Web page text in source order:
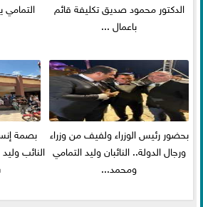
الدكتور محمود صديق تكليفة قائم
باعمال ...
بحضور رئيس الوزراء ولفيف من وزراء
ورجال الدولة.. النائبان وليد التمامي
ومحمد...
بصمة
النائب